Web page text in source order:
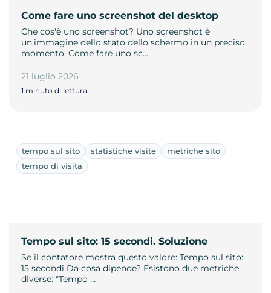
Come fare uno screenshot del desktop
Che cos'è uno screenshot? Uno screenshot è
un'immagine dello stato dello schermo in un preciso
momento. Come fare uno sc…
21 luglio 2026
1 minuto di lettura
tempo sul sito statistiche visite
metriche sito
tempo di visita
Tempo sul sito: 15 secondi. Soluzione
Se il contatore mostra questo valore: Tempo sul sito:
15 secondi Da cosa dipende? Esistono due metriche
diverse: "Tempo …